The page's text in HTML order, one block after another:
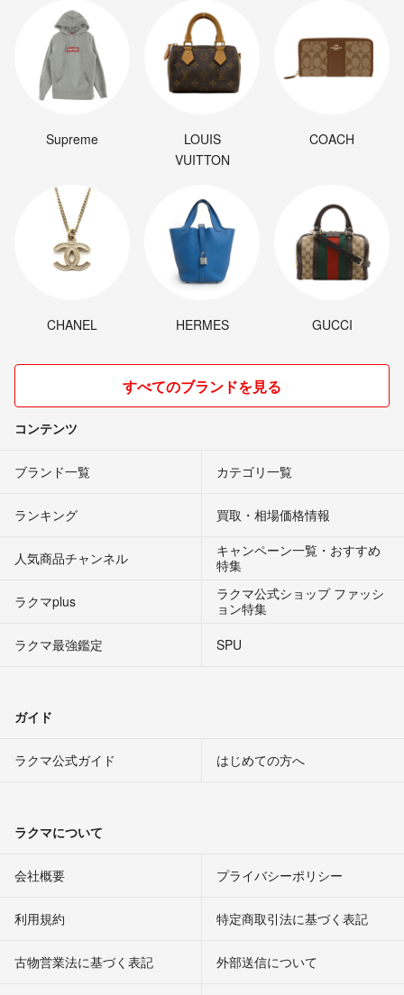
Supreme
LOUIS
VUITTON
COACH
CHANEL HERMES GUCCI
すべてのブランドを見る
コンテンツ
ブランド一覧 カテゴリ一覧
ランキング 買取・相場価格情報
人気商品チャンネル
キャンペーン一覧・おすすめ
特集
ラクマplus
ラクマ公式ショップ ファッシ
ョン特集
ラクマ最強鑑定
SPU
ガイド
ラクマ公式ガイド はじめての方へ
ラクマについて
会社概要 プライバシーポリシー
利用規約 特定商取引法に基づく表記
古物営業法に基づく表記 外部送信について